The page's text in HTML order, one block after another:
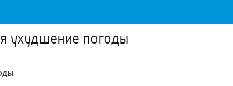
ухудшение погоды